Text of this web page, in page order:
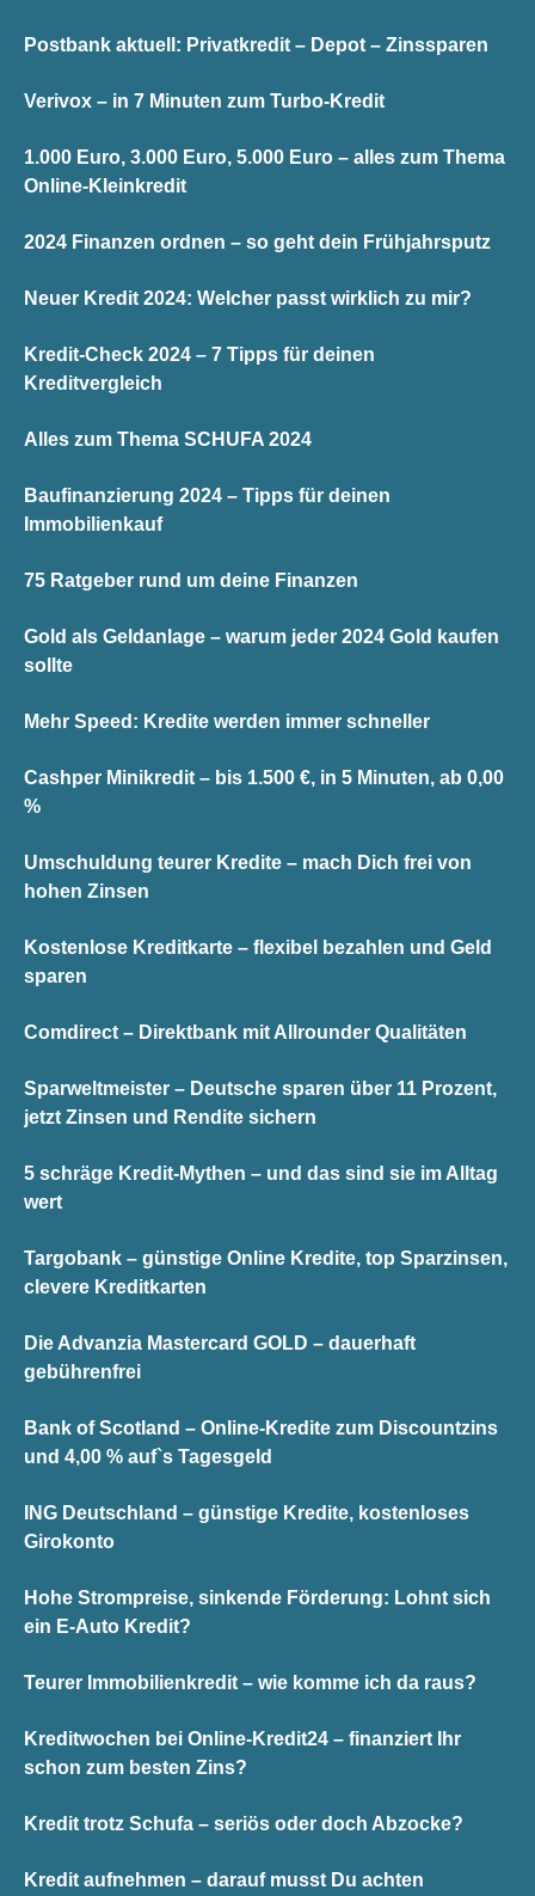
Postbank aktuell: Privatkredit – Depot – Zinssparen
Verivox – in 7 Minuten zum Turbo-Kredit
1.000 Euro, 3.000 Euro, 5.000 Euro – alles zum Thema
Online-Kleinkredit
2024 Finanzen ordnen – so geht dein Frühjahrsputz
Neuer Kredit 2024: Welcher passt wirklich zu mir?
Kredit-Check 2024 – 7 Tipps für deinen
Kreditvergleich
Alles zum Thema SCHUFA 2024
Baufinanzierung 2024 – Tipps für deinen
Immobilienkauf
75 Ratgeber rund um deine Finanzen
Gold als Geldanlage – warum jeder 2024 Gold kaufen
sollte
Mehr Speed: Kredite werden immer schneller
Cashper Minikredit – bis 1.500 €, in 5 Minuten, ab 0,00
%
Umschuldung teurer Kredite – mach Dich frei von
hohen Zinsen
Kostenlose Kreditkarte – flexibel bezahlen und Geld
sparen
Comdirect – Direktbank mit Allrounder Qualitäten
Sparweltmeister – Deutsche sparen über 11 Prozent,
jetzt Zinsen und Rendite sichern
5 schräge Kredit-Mythen – und das sind sie im Alltag
wert
Targobank – günstige Online Kredite, top Sparzinsen,
clevere Kreditkarten
Die Advanzia Mastercard GOLD – dauerhaft
gebührenfrei
Bank of Scotland – Online-Kredite zum Discountzins
und 4,00 % auf`s Tagesgeld
ING Deutschland – günstige Kredite, kostenloses
Girokonto
Hohe Strompreise, sinkende Förderung: Lohnt sich
ein E-Auto Kredit?
Teurer Immobilienkredit – wie komme ich da raus?
Kreditwochen bei Online-Kredit24 – finanziert Ihr
schon zum besten Zins?
Kredit trotz Schufa – seriös oder doch Abzocke?
Kredit aufnehmen – darauf musst Du achten